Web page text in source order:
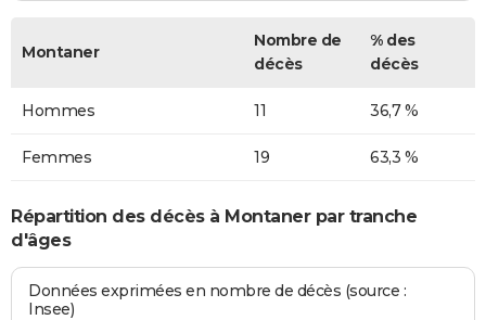
Montaner
Nombre de
décès
% des
décès
Hommes 11 36,7 %
Femmes 19 63,3 %
Répartition des décès à Montaner par tranche
d'âges
Données exprimées en nombre de décès (source :
Insee)